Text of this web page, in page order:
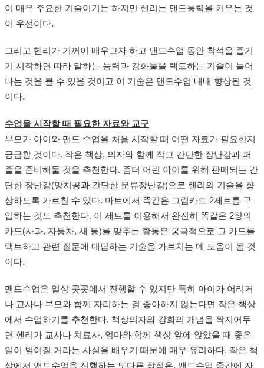
이 매우 주요한 기술이기는 하지만 헨리는 맨드능력을 키우는 것
이 우선이다.
그리고 헨리가 기꺼이 배우고자 하고 맨드수업 동안 착석을 즐기
기 시작하면 따라 말하는 능력과 강화물을 택트하는 기술이 늘어
나는 것을 볼 수 있을 것이고 이 기술은 맨드수업 내내 향상될 것
이다.
수업을 시작할 때 필요한 자료와 교구
부모가 아이와 맨드 수업을 처음 시작할 때 어떤 자료가 필요한지
궁금할 것이다. 작은 책상, 의자와 함께 작고 간단한 장난감과 퍼
즐을 준비해둘 것을 추천한다. 좀더 어린 아이를 위해 판매되는 간
단한 장난감(망치공과 간단한 분류장난감)으로 헨리의 기술을 향
상하도록 가르칠 수 있다. 마트에서 똑같은 그림카드 2세트를 구
입하는 것도 추천한다. 이 세트를 이용해서 완전히 똑같은 2장의
카드(사과, 자동차, 새 등)를 맞추는 활동은 궁극적으로 그 카드를
택트하고 관련 질문에 대답하는 기술을 가르치는 데 도움이 될 것
이다.
맨드수업은 일상 곳곳에서 진행할 수 있지만 특히 아이가 어리거
나 교사나 부모와 함께 자리하는 걸 좋아하지 않는다면 작은 책상
에서 수업하기를 추천한다. 책상의자와 강화의 개념을 짝지어두
면 헨리가 교사나 치료사, 엄마와 함께 책상 앞에 앉았을 때 좋은
일이 벌어질 거라는 사실을 배우기 때문에 매우 유리하다. 작은 책
상에서 맨드수업을 진행하는 또다른 장점은, 맨드수업 중간에 자